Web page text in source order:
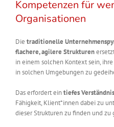
Kompetenzen für
Organisationen
Die traditionelle
flachere, agilere Strukturen
in einem solchen Kontext sein,
in solchen Umgebungen zu
Das erfordert eintiefes Verständnis
Fähigkeit, Klient*innen dabei zu
dieser Strukturen zu finden und zu